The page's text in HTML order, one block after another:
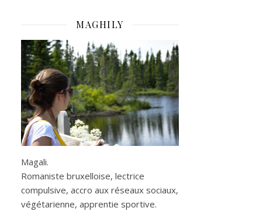
MAGHILY
Magali.
Romaniste bruxelloise, lectrice
compulsive, accro aux réseaux sociaux,
végétarienne, apprentie sportive.